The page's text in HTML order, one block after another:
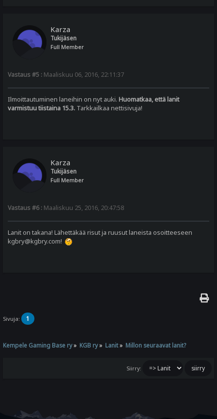
Karza
Tukijäsen
Full Member
Vastaus #5 : Maaliskuu 06, 2016, 22:11:37
Ilmoittautuminen laneihin on nyt auki.Huomatkaa, että lanit
varmistuu tiistaina 15.3. Tarkkailkaa nettisivuja!
Karza
Tukijäsen
Full Member
Vastaus #6 : Maaliskuu 25, 2016, 20:47:58
Lanit on takana! Lähettäkää risut ja ruusut laneista osoitteeseen
kgbry@kgbry.com!
Sivuja: 1
Kempele Gaming Base ry» KGB ry» Lanit» Millon seuraavat lanit?
Siirry: